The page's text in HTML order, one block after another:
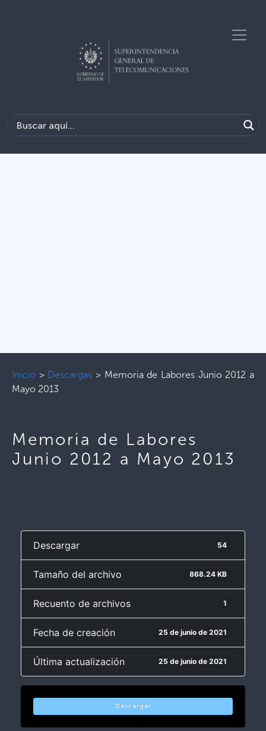
Inicio > Descargas > Memoria de Labores Junio 2012 a
Mayo 2013
Memoria de Labores
Junio 2012 a Mayo 2013
Descargar 54
Tamaño del archivo 868.24 KB
Recuento de archivos 1
Fecha de creación 25 de junio de 2021
Última actualización 25 de junio de 2021
Descargar